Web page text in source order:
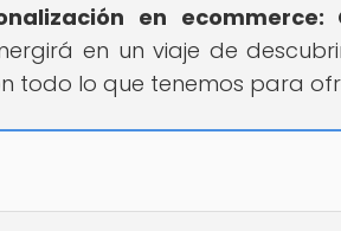
en
en un viaje de
todo lo que tenemos para